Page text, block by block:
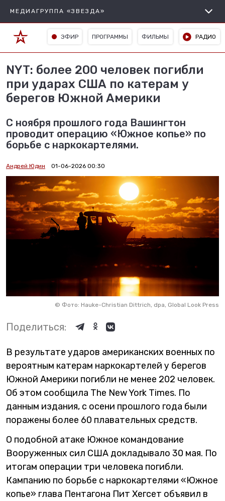
МЕДИАГРУППА «ЗВЕЗДА»
ЭФИР ПРОГРАММЫ ФИЛЬМЫ РАДИО
NYT: более 200 человек погибли
при ударах США по катерам у
берегов Южной Америки
С ноября прошлого года Вашингтон
проводит операцию «Южное копье» по
борьбе с наркокартелями.
Андрей Юдин 01-06-2026 00:30
© Фото: Hauke-Christian Dittrich, dpa, Global Look Press
Поделиться:
В результате ударов американских военных по
вероятным катерам наркокартелей у берегов
Южной Америки погибли не менее 202 человек.
Об этом сообщила The New York Times. По
данным издания, с осени прошлого года были
поражены более 60 плавательных средств.
О подобной атаке Южное командование
Вооруженных сил США докладывало 30 мая. По
итогам операции три человека погибли.
Кампанию по борьбе с наркокартелями «Южное
копье» глава Пентагона Пит Хегсет объявил в